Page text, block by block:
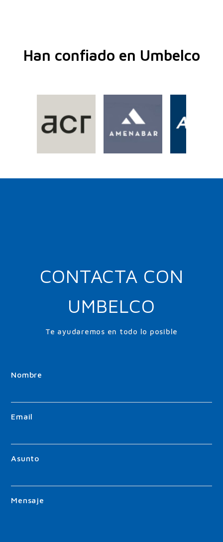
Han confiado en Umbelco
CONTACTA CON
UMBELCO
Te ayudaremos en todo lo posible
Nombre
Email
Asunto
Mensaje